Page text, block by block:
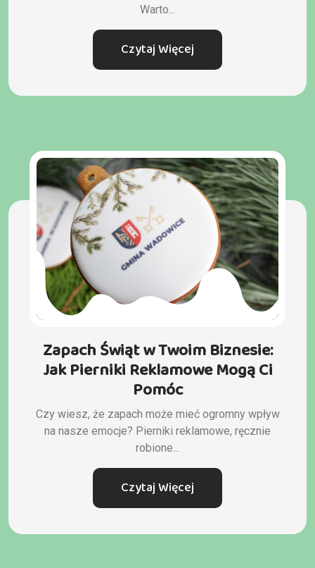
Warto...
Czytaj Więcej
Zapach Świąt w Twoim Biznesie:
Jak Pierniki Reklamowe Mogą Ci
Pomóc
Czy wiesz, że zapach może mieć ogromny wpływ
na nasze emocje? Pierniki reklamowe, ręcznie
robione...
Czytaj Więcej